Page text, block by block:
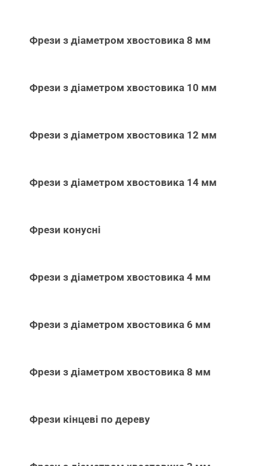
Фрези з діаметром хвостовика 8 мм
Фрези з діаметром хвостовика 10 мм
Фрези з діаметром хвостовика 12 мм
Фрези з діаметром хвостовика 14 мм
Фрези конусні
Фрези з діаметром хвостовика 4 мм
Фрези з діаметром хвостовика 6 мм
Фрези з діаметром хвостовика 8 мм
Фрези кінцеві по дереву